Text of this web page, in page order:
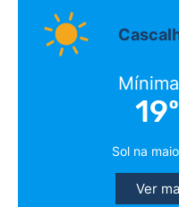
Mínima
19º
Sol na
Ver